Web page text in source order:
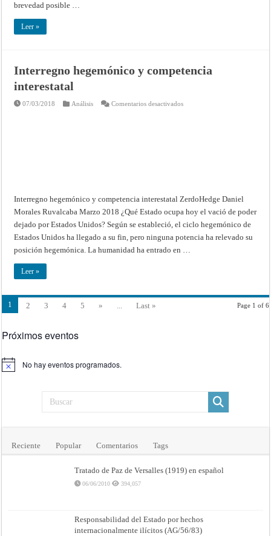
brevedad posible …
Leer »
Interregno hegemónico y competencia
interestatal
07/03/2018 Análisis Comentarios desactivadosen
Interregno hegemónico y competencia interestatal ZerdoHedge Daniel
Morales Ruvalcaba Marzo 2018 ¿Qué Estado ocupa hoy el vació de poder
dejado por Estados Unidos? Según se estableció, el ciclo hegemónico de
Estados Unidos ha llegado a su fin, pero ninguna potencia ha relevado su
posición hegemónica. La humanidad ha entrado en …
Leer »
Page 1 of 6
1 2 3 4 5 » Last »
Próximos eventos
Aviso No hay eventos programados.
Reciente Popular Comentarios Tags
Tratado de Paz de Versalles (1919) en español
06/06/2010 394,057
Responsabilidad del Estado por hechos
internacionalmente ilícitos (AG/56/83)